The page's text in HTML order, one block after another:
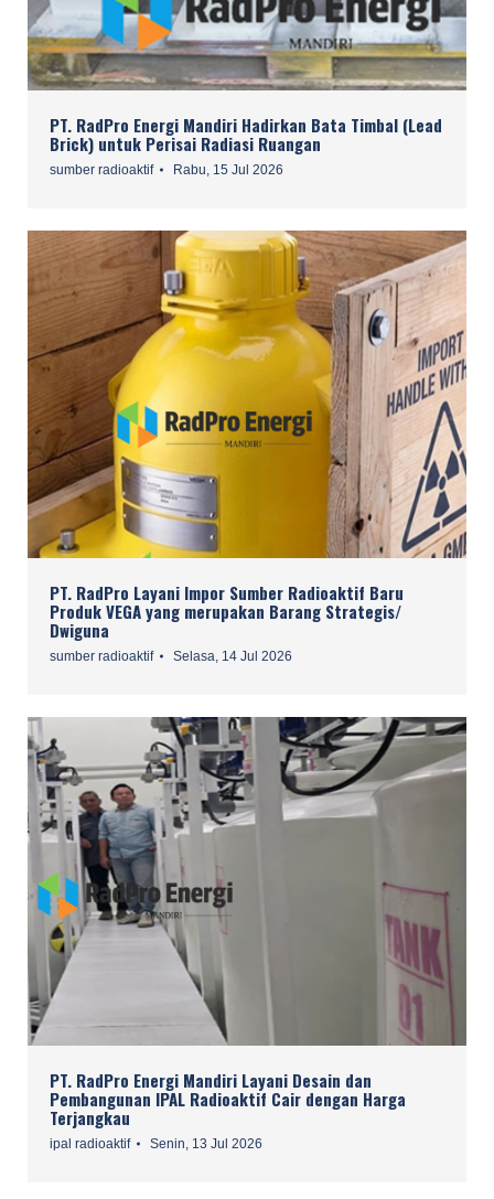
PT. RadPro Energi Mandiri Hadirkan Bata Timbal (Lead
Brick) untuk Perisai Radiasi Ruangan
sumber radioaktif Rabu, 15 Jul 2026
PT. RadPro Layani Impor Sumber Radioaktif Baru
Produk VEGA yang merupakan Barang Strategis/
Dwiguna
sumber radioaktif Selasa, 14 Jul 2026
PT. RadPro Energi Mandiri Layani Desain dan
Pembangunan IPAL Radioaktif Cair dengan Harga
Terjangkau
ipal radioaktif Senin, 13 Jul 2026